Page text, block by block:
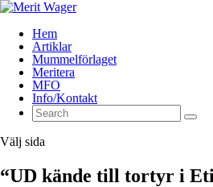
Hem
Artiklar
Mummelförlaget
Meritera
MFO
Info/Kontakt
Välj sida
“UD kände till tortyr i